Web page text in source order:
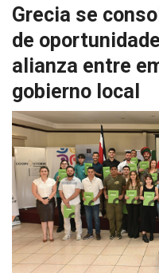
Grecia se
de
alianza entre
gobierno local